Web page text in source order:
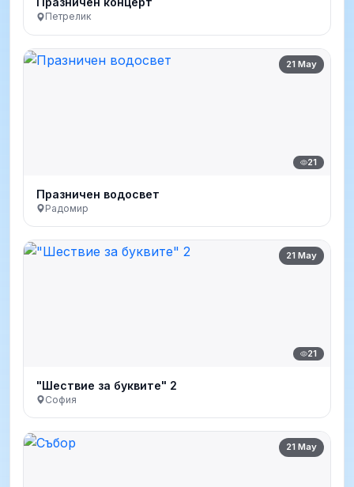
Петрелик
21 May
21
Празничен водосвет
Радомир
21 May
21
"Шествие за буквите" 2
София
21 May